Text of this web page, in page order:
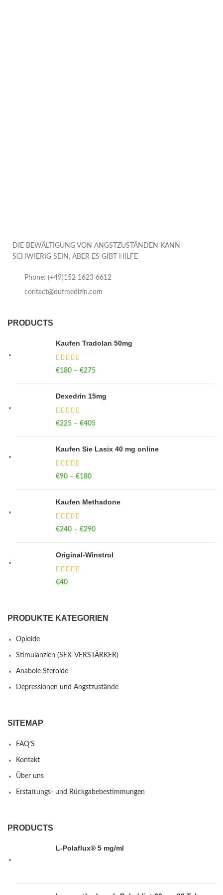
DIE BEWÄLTIGUNG VON ANGSTZUSTÄNDEN KANN
SCHWIERIG SEIN, ABER ES GIBT HILFE
Phone: (+49)152 1623 6612
contact@dutmedizin.com
PRODUCTS
Kaufen Tradolan 50mg
€180 – €275
Dexedrin 15mg
€225 – €405
Kaufen Sie Lasix 40 mg online
€90 – €180
Kaufen Methadone
€240 – €290
Original-Winstrol
€40
PRODUKTE KATEGORIEN
Opioide
Stimulanzien (SEX-VERSTÄRKER)
Anabole Steroide
Depressionen und Angstzustände
SITEMAP
FAQ’S
Kontakt
Über uns
Erstattungs- und Rückgabebestimmungen
PRODUCTS
L-Polaflux® 5 mg/ml